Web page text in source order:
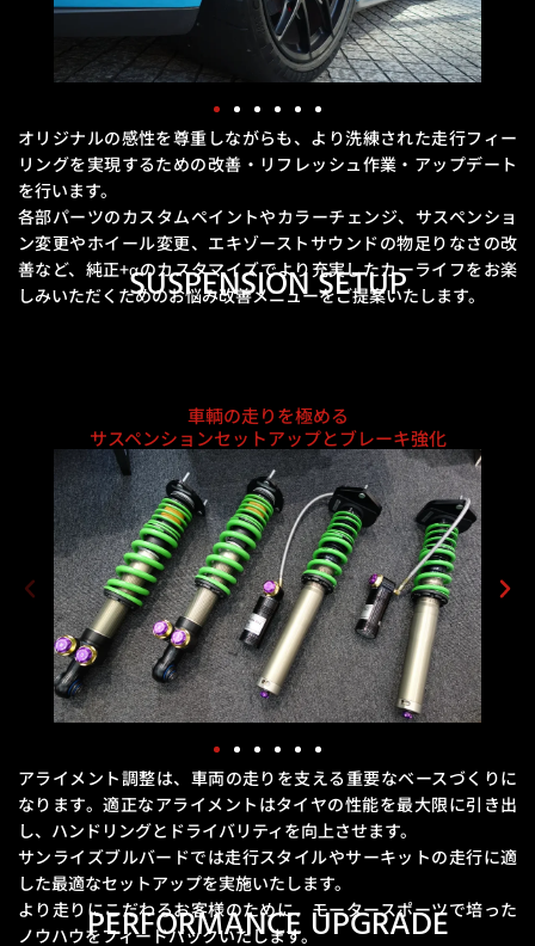
オリジナルの感性を尊重しながらも、より洗練された走行フィー
リングを実現するための改善・リフレッシュ作業・アップデート
を行います。
各部パーツのカスタムペイントやカラーチェンジ、サスペンショ
ン変更やホイール変更、エキゾーストサウンドの物足りなさの改
善など、 純正+αのカスタマイズでより充実したカーライフをお楽
しみいただくためのお悩み改善メニューをご提案いたします。
SUSPENSION SETUP
車輌の走りを極める
サスペンションセットアップとブレーキ強化
アライメント調整は、車両の走りを支える重要なベースづくりに
なります。適正なアライメントはタイヤの性能を最大限に引き出
し、ハンドリングとドライバリティを向上させます。
サンライズブルバードでは走行スタイルやサーキットの走行に適
した最適なセットアップを実施いたします。
より走りにこだわるお客様のために、モータースポーツで培った
ノウハウをフィードバックいたします。
PERFORMANCE UPGRADE